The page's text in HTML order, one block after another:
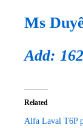
Ms
Add:
Related
Alfa Laval T6P